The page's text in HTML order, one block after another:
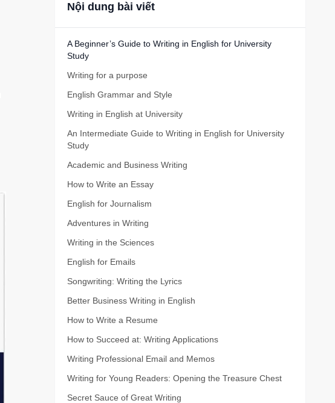
Nội dung bài viết
A Beginner’s Guide to Writing in English for University
Study
Writing for a purpose
English Grammar and Style
Writing in English at University
An Intermediate Guide to Writing in English for University
Study
Academic and Business Writing
How to Write an Essay
English for Journalism
Adventures in Writing
Writing in the Sciences
English for Emails
Songwriting: Writing the Lyrics
Better Business Writing in English
How to Write a Resume
How to Succeed at: Writing Applications
Writing Professional Email and Memos
Writing for Young Readers: Opening the Treasure Chest
Secret Sauce of Great Writing